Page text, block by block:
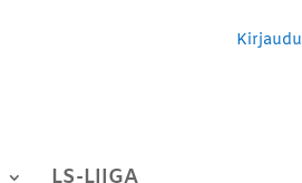
Kirjaudu
LS-LIIGA